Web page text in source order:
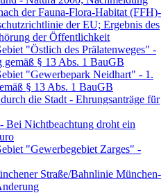
der Fauna-Flora-Habitat (FFH)-
der EU; Ergebnis des
der Öffentlichkeit
"Östlich des Prälatenweges" -
gemäß § 13 Abs. 1 BauGB
"Gewerbepark Neidhart" - 1.
§ 13 Abs. 1 BauGB
die Stadt - Ehrungsanträge für
Bei Nichtbeachtung droht ein
"Gewerbegebiet Zarges" -
Straße/Bahnlinie München-